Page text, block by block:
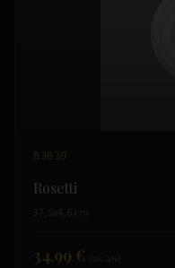
B3030
Rosetti
37,5x4,6 cm
34.99 €